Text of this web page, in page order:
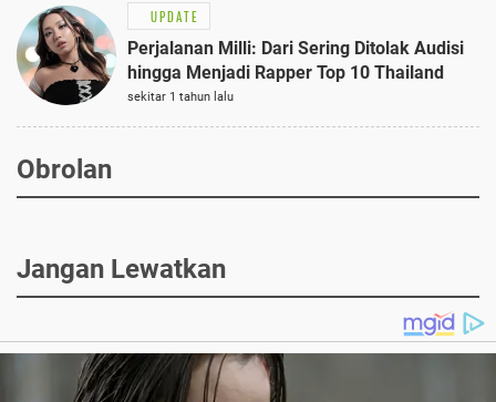
UPDATE
Perjalanan Milli: Dari Sering Ditolak Audisi
hingga Menjadi Rapper Top 10 Thailand
sekitar 1 tahun lalu
Obrolan
Jangan Lewatkan